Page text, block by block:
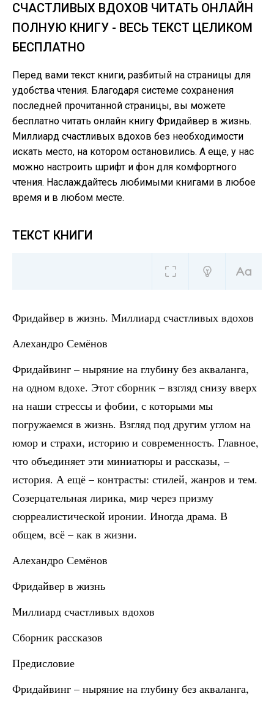
СЧАСТЛИВЫХ ВДОХОВ ЧИТАТЬ ОНЛАЙН
ПОЛНУЮ КНИГУ - ВЕСЬ ТЕКСТ ЦЕЛИКОМ
БЕСПЛАТНО
Перед вами текст книги, разбитый на страницы для
удобства чтения. Благодаря системе сохранения
последней прочитанной страницы, вы можете
бесплатно читать онлайн книгу Фридайвер в жизнь.
Миллиард счастливых вдохов без необходимости
искать место, на котором остановились. А еще, у нас
можно настроить шрифт и фон для комфортного
чтения. Наслаждайтесь любимыми книгами в любое
время и в любом месте.
ТЕКСТ КНИГИ
Фридайвер в жизнь. Миллиард счастливых вдохов
Алехандро Семёнов
Фридайвинг – ныряние на глубину без акваланга,
на одном вдохе. Этот сборник – взгляд снизу вверх
на наши стрессы и фобии, с которыми мы
погружаемся в жизнь. Взгляд под другим углом на
юмор и страхи, историю и современность. Главное,
что объединяет эти миниатюры и рассказы, –
история. А ещё – контрасты: стилей, жанров и тем.
Созерцательная лирика, мир через призму
сюрреалистической иронии. Иногда драма. В
общем, всё – как в жизни.
Алехандро Семёнов
Фридайвер в жизнь
Миллиард счастливых вдохов
Сборник рассказов
Предисловие
Фридайвинг – ныряние на глубину без акваланга,